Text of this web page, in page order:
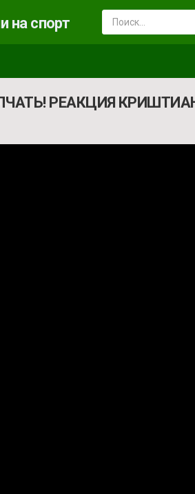
на спорт
РЕАКЦИЯ